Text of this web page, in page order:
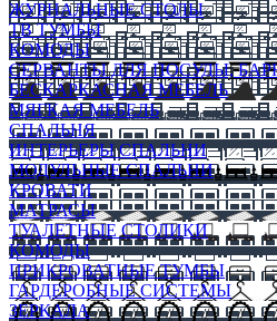
ЖУРНАЛЬНЫЕ СТОЛЫ
ТВ ТУМБЫ
КОМОДЫ
СЕРВАНТЫ ДЛЯ ПОСУДЫ,
БЕСКАРКАСНАЯ МЕБЕЛЬ
МЯГКАЯ МЕБЕЛЬ
СПАЛЬНЯ
ИНТЕРЬЕРЫ СПАЛЬНИ
МОДУЛЬНЫЕ СПАЛЬНИ
КРОВАТИ
МАТРАСЫ
ТУАЛЕТНЫЕ СТОЛИКИ
КОМОДЫ
ПРИКРОВАТНЫЕ ТУМБЫ
ГАРДЕРОБНЫЕ СИСТЕМЫ
ЗЕРКАЛА